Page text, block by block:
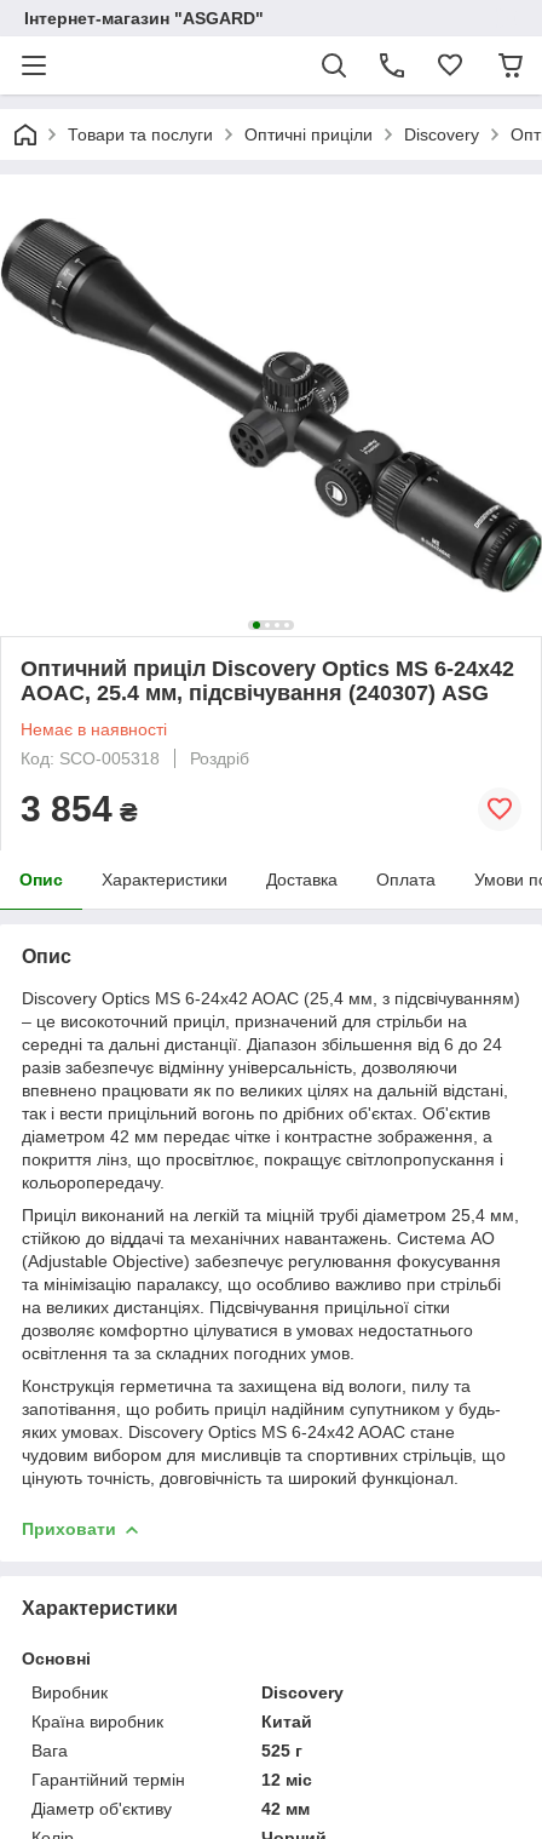
Інтернет-магазин "ASGARD"
Товари та послуги Оптичні приціли Discovery
Оптичний приціл Discovery Optics MS 6-24x42
AOAC, 25.4 мм, підсвічування (240307) ASG
Немає в наявності
Код: SCO-005318
Роздріб
3 854 ₴
Опис Характеристики Доставка Оплата Умови
Опис
Discovery Optics MS 6-24x42 AOAC (25,4 мм, з підсвічуванням)
– це високоточний приціл, призначений для стрільби на
середні та дальні дистанції. Діапазон збільшення від 6 до 24
разів забезпечує відмінну універсальність, дозволяючи
впевнено працювати як по великих цілях на дальній відстані,
так і вести прицільний вогонь по дрібних об'єктах. Об'єктив
діаметром 42 мм передає чітке і контрастне зображення, а
покриття лінз, що просвітлює, покращує світлопропускання і
кольоропередачу.
Приціл виконаний на легкій та міцній трубі діаметром 25,4 мм,
стійкою до віддачі та механічних навантажень. Система AO
(Adjustable Objective) забезпечує регулювання фокусування
та мінімізацію паралаксу, що особливо важливо при стрільбі
на великих дистанціях. Підсвічування прицільної сітки
дозволяє комфортно цілуватися в умовах недостатнього
освітлення та за складних погодних умов.
Конструкція герметична та захищена від вологи, пилу та
запотівання, що робить приціл надійним супутником у будь-
яких умовах. Discovery Optics MS 6-24x42 AOAC стане
чудовим вибором для мисливців та спортивних стрільців, що
цінують точність, довговічність та широкий функціонал.
Приховати
Характеристики
Основні
Виробник
Discovery
Країна виробник
Китай
Вага
525 г
Гарантійний термін
12 міс
Діаметр об'єктиву
42 мм